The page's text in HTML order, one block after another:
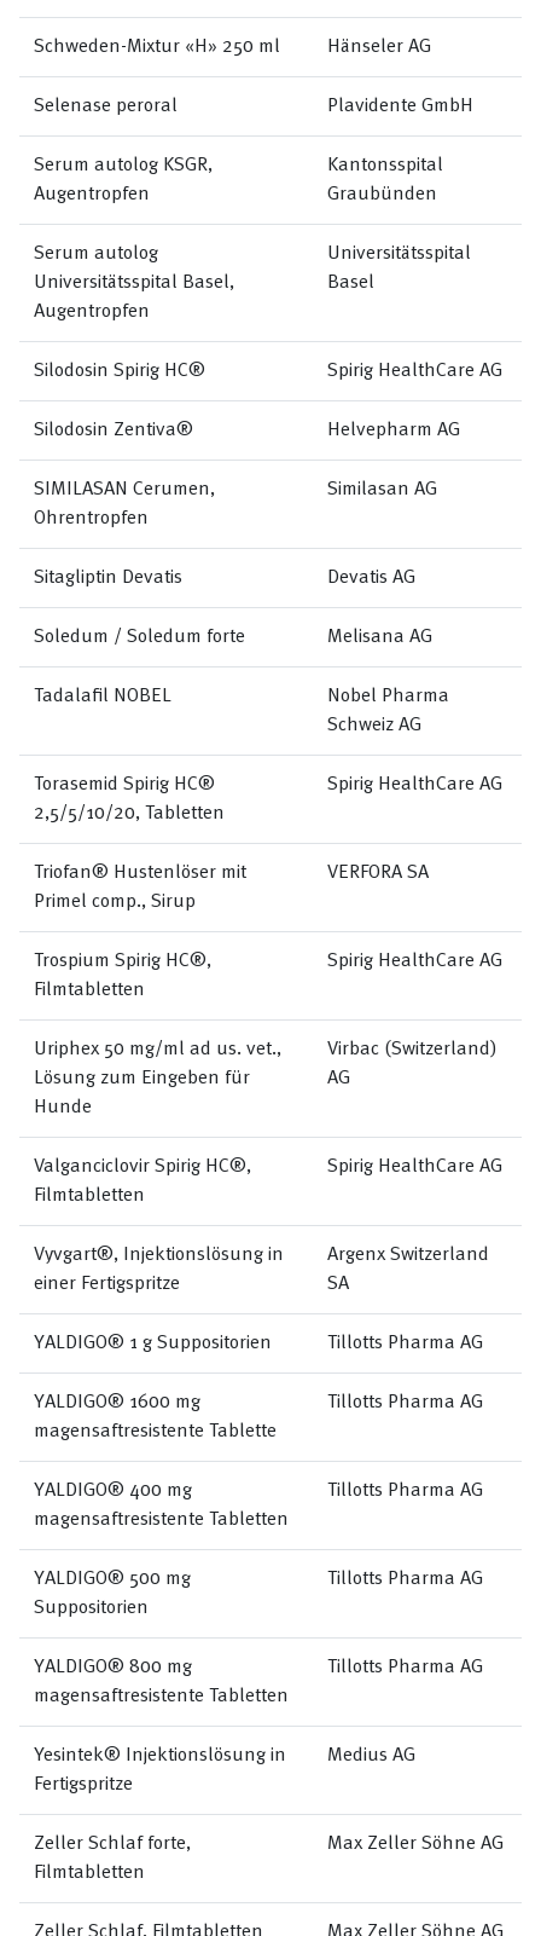
Schweden-Mixtur «H» 250 ml Hänseler AG
Selenase peroral Plavidente GmbH
Serum autolog KSGR,
Augentropfen
Kantonsspital
Graubünden
Serum autolog
Universitätsspital Basel,
Augentropfen
Universitätsspital
Basel
Silodosin Spirig HC® Spirig HealthCare AG
Silodosin Zentiva® Helvepharm AG
SIMILASAN Cerumen,
Ohrentropfen
Similasan AG
Sitagliptin Devatis Devatis AG
Soledum / Soledum forte Melisana AG
Tadalafil NOBEL
Nobel Pharma
Schweiz AG
Torasemid Spirig HC®
2,5/5/10/20, Tabletten
Spirig HealthCare AG
Triofan® Hustenlöser mit
Primel comp., Sirup
VERFORA SA
Trospium Spirig HC®,
Filmtabletten
Spirig HealthCare AG
Uriphex 50 mg/ml ad us. vet.,
Lösung zum Eingeben für
Hunde
Virbac (Switzerland)
AG
Valganciclovir Spirig HC®,
Filmtabletten
Spirig HealthCare AG
Vyvgart®, Injektionslösung in
einer Fertigspritze
Argenx Switzerland
SA
YALDIGO® 1 g Suppositorien Tillotts Pharma AG
YALDIGO® 1600 mg
magensaftresistente Tablette
Tillotts Pharma AG
YALDIGO® 400 mg
magensaftresistente Tabletten
Tillotts Pharma AG
YALDIGO® 500 mg
Suppositorien
Tillotts Pharma AG
YALDIGO® 800 mg
magensaftresistente Tabletten
Tillotts Pharma AG
Yesintek® Injektionslösung in
Fertigspritze
Medius AG
Zeller Schlaf forte,
Filmtabletten
Max Zeller Söhne AG